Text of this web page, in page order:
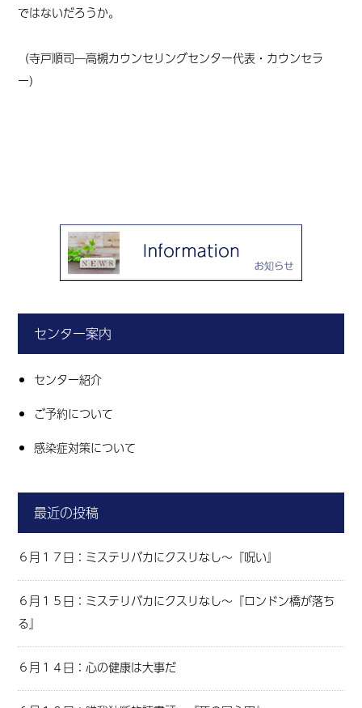
ではないだろうか。
（寺戸順司―高槻カウンセリングセンター代表・カウンセラ
ー）
センター案内
センター紹介
ご予約について
感染症対策について
最近の投稿
６月１７日：ミステリバカにクスリなし～『呪い』
６月１５日：ミステリバカにクスリなし～『ロンドン橋が落ち
る』
６月１４日：心の健康は大事だ